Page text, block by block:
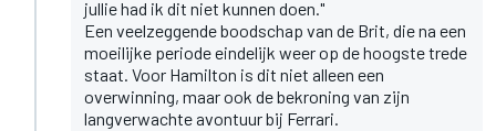
jullie had ik dit niet kunnen doen."
Een veelzeggende boodschap van de Brit, die na een
moeilijke periode eindelijk weer op de hoogste trede
staat. Voor Hamilton is dit niet alleen een
overwinning, maar ook de bekroning van zijn
langverwachte avontuur bij Ferrari.